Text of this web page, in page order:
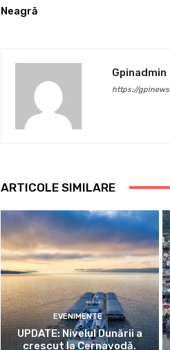
Neagră
Gpinadmin
https://
ARTICOLE SIMILARE
EVENIMENTE
UPDATE: Nivelul Dunării a
crescut la Cernavodă.